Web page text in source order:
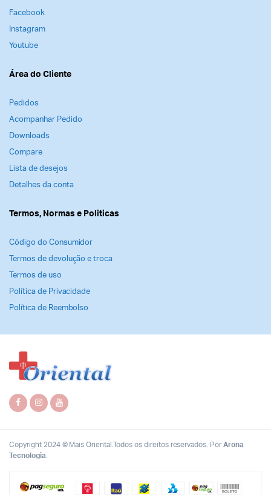
Facebook
Instagram
Youtube
Área do Cliente
Pedidos
Acompanhar Pedido
Downloads
Compare
Lista de desejos
Detalhes da conta
Termos, Normas e Politicas
Código do Consumidor
Termos de devolução e troca
Termos de uso
Política de Privacidade
Política de Reembolso
Copyright 2024 © Mais Oriental.Todos os direitos reservados. PorArona
Tecnologia